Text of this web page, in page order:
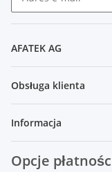
AFATEK AG
Obsługa klienta
Informacja
Opcje